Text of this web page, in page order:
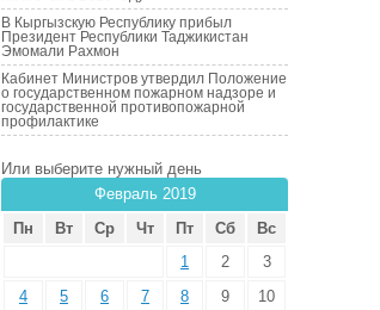
В Кыргызскую Республику прибыл
Президент Республики Таджикистан
Эмомали Рахмон
Кабинет Министров утвердил Положение
о государственном пожарном надзоре и
государственной противопожарной
профилактике
Или выберите нужный день
Февраль 2019
Пн
Вт Ср Чт Пт Сб
Вс
1
2
3
4
5 6 7 8 9
10